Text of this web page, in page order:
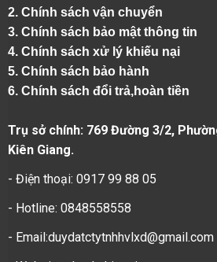
2. Chính sách vận chuyển
3. Chính sách bảo mật thông tin
4. Chính sách xử lý khiếu nại
5. Chính sách bảo hành
6. Chính sách đổi trả,hoàn tiền
Trụ sở chính: 769 Đường 3/2,
Kiên Giang.
- Điện thoại: 0917 99 88 05
- Hotline: 0848558558
- Email:duydatctytnhhvlxd@gmail.com